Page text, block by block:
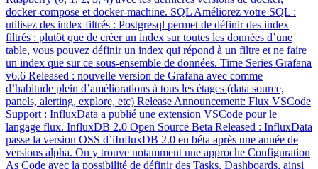
docker-compose et docker-machine. SQL Améliorez votre SQL :
utilisez des index filtrés : Postgresql permet de définir des index
filtrés : plutôt que de créer un index sur toutes les données d’une
table, vous pouvez définir un index qui répond à un filtre et ne faire
un index que sur ce sous-ensemble de données. Time Series Grafana
v6.6 Released : nouvelle version de Grafana avec comme
d’habitude plein d’améliorations à tous les étages (data source,
panels, alerting, explore, etc) Release Announcement: Flux VSCode
Support : InfluxData a publié une extension VSCode pour le
langage flux. InfluxDB 2.0 Open Source Beta Released : InfluxData
passe la version OSS d’iInfluxDB 2.0 en béta après une année de
versions alpha. On y trouve notamment une approche Configuration
As Code avec la possibilité de définir des Tasks, Dashboards, ainsi